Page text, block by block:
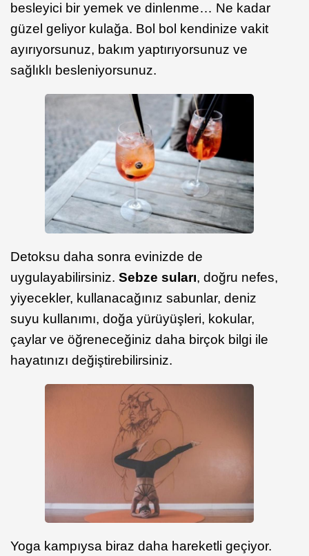
besleyici bir yemek ve dinlenme… Ne kadar
güzel geliyor kulağa. Bol bol kendinize vakit
ayırıyorsunuz, bakım yaptırıyorsunuz ve
sağlıklı besleniyorsunuz.
Detoksu daha sonra evinizde de
uygulayabilirsiniz. Sebze suları, doğru nefes,
yiyecekler, kullanacağınız sabunlar, deniz
suyu kullanımı, doğa yürüyüşleri, kokular,
çaylar ve öğreneceğiniz daha birçok bilgi ile
hayatınızı değiştirebilirsiniz.
Yoga kampıysa biraz daha hareketli geçiyor.